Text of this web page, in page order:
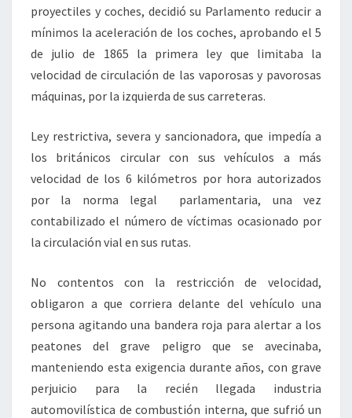
proyectiles y coches, decidió su Parlamento reducir a
mínimos la aceleración de los coches, aprobando el 5
de julio de 1865 la primera ley que limitaba la
velocidad de circulación de las vaporosas y pavorosas
máquinas, por la izquierda de sus carreteras.
Ley restrictiva, severa y sancionadora, que impedía a
los británicos circular con sus vehículos a más
velocidad de los 6 kilómetros por hora autorizados
por la norma legal parlamentaria, una vez
contabilizado el número de víctimas ocasionado por
la circulación vial en sus rutas.
No contentos con la restricción de velocidad,
obligaron a que corriera delante del vehículo una
persona agitando una bandera roja para alertar a los
peatones del grave peligro que se avecinaba,
manteniendo esta exigencia durante años, con grave
perjuicio para la recién llegada industria
automovilística de combustión interna, que sufrió un